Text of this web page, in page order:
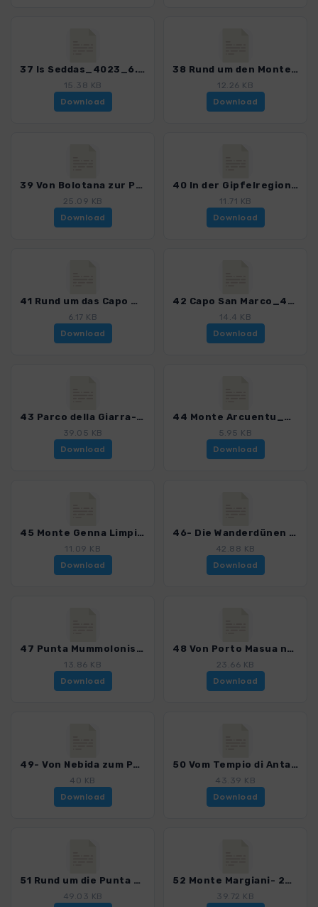
37 Is Seddas_4023_6.gpx
15.38 KB
Download
38 Rund um den Monte Rasu_4023_6.gpx
12.26 KB
Download
39 Von Bolotana zur Punta Palai_4023_6.gpx
25.09 KB
Download
40 In der Gipfelregion der Montiferru_4023_6.gpx
11.71 KB
Download
41 Rund um das Capo Mannu_4023_6.gpx
6.17 KB
Download
42 Capo San Marco_4023_6.gpx
14.4 KB
Download
43 Parco della Giarra- 2012_4023_6.gpx
39.05 KB
Download
44 Monte Arcuentu_4023_6.gpx
5.95 KB
Download
45 Monte Genna Limpia_4023_6.gpx
11.09 KB
Download
46- Die Wanderdünen der Costa Verde- 2012_4023_6.gpx
42.88 KB
Download
47 Punta Mummolonis_4023_6.gpx
13.86 KB
Download
48 Von Porto Masua nach Buggeru_4023_6.gpx
23.66 KB
Download
49- Von Nebida zum Porto Corallo- 2012_4023_6.gpx
40 KB
Download
50 Vom Tempio di Antas zur Grotta Su Mannau -2012_4023_6.gpx
43.39 KB
Download
51 Rund um die Punta Bau Mannu- 2012_4023_6.gpx
49.03 KB
52 Monte Margiani- 2012_4023_6.gpx
39.72 KB